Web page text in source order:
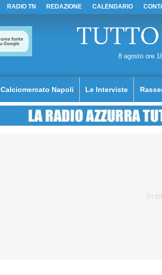
RADIO TN REDAZIONE CALENDARIO
8 agosto ore
Calciomercato Napoli Le Interviste